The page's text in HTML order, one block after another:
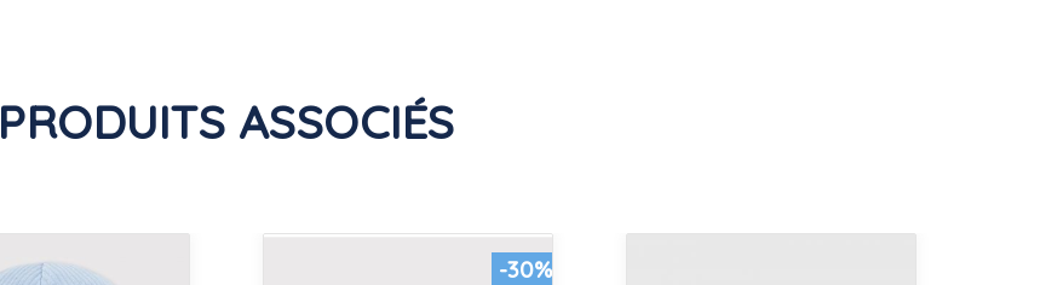
PRODUITS ASSOCIÉS
-30%